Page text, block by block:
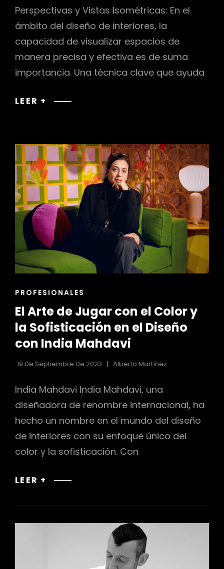
Perspectivas y Vistas Isométricas: En el
ámbito del diseño de interiores, la
capacidad de visualizar espacios de
manera precisa y efectiva es de suma
importancia. Una técnica clave que ayuda
LEER +
PERSPECTIVAS
VISTAS
EN
LA
VISUALIZACIÓN
DE
DISEÑOS
INTERIORES
ENLACES
LAS
CATEGORÍAS
PROFESIONALES
El Arte de Jugar con el Color y
la Sofisticación en el Diseño
con India Mahdavi
19 De Septiembre De 2023 Alberto Martínez
India Mahdavi India Mahdavi, una
diseñadora de renombre internacional, ha
hecho un nombre en el mundo del diseño
de interiores con su enfoque único del
color y la sofisticación. Con
LEER +
EL
DE